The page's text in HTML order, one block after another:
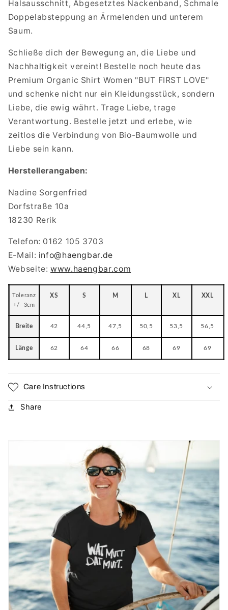
Halsausschnitt, Abgesetztes Nackenband, Schmale
Doppelabsteppung an Ärmelenden und unterem
Saum.
Schließe dich der Bewegung an, die Liebe und
Nachhaltigkeit vereint! Bestelle noch heute das
Premium Organic Shirt Women "BUT FIRST LOVE"
und schenke nicht nur ein Kleidungsstück, sondern
Liebe, die ewig währt. Trage Liebe, trage
Verantwortung. Bestelle jetzt und erlebe, wie
zeitlos die Verbindung von Bio-Baumwolle und
Liebe sein kann.
Herstellerangaben:
Nadine Sorgenfried
Dorfstraße 10a
18230 Rerik
Telefon: 0162 105 3703
E-Mail: info@haengbar.de
Webseite:www.haengbar.com
Toleranz
+/- 3cm
XS S M L XL XXL
Breite 42 44,5 47,5 50,5 53,5 56,5
Länge 62 64 66 68 69 69
Care Instructions
Share